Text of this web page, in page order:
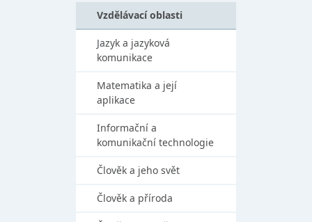
Vzdělávací oblasti
Jazyk a jazyková
komunikace
Matematika a její
aplikace
Informační a
komunikační technologie
Člověk a jeho svět
Člověk a příroda